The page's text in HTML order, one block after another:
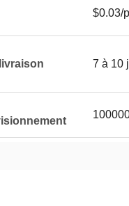
$0.03/
7 à 10